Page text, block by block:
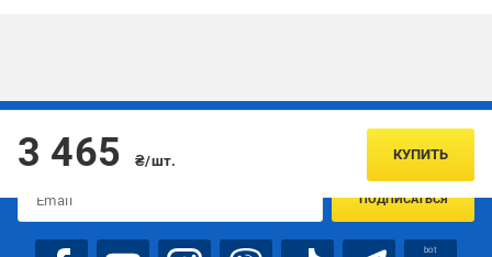
3 465 ₴/шт. КУПИТЬ
Подписывайтесь, чтобы узнавать первым об акцияx и
ПОДПИСАТЬСЯ
bot